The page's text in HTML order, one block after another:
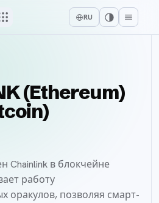
RU
(Ethereum)
Chainlink в блокчейне
работу
оракулов, позволяя смарт-